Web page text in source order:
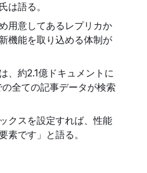
は語る。
用意してあるレプリカか
機能を取り込める体制が
、約2.1億ドキュメントに
全ての記事データが検索
クスを設定すれば、性能
です」と語る。